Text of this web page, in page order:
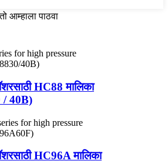
आम्हाला पाठवा
HC88 मालिका
/ 40B)
HC96A मालिका